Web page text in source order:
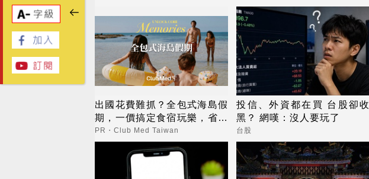
出國花費難抓？全包式海島假
期，一價搞定食宿玩樂，省錢
更省心！
PR・Club Med Taiwan
投信、外資都在買 台股卻收
黑？ 網嘆：沒人要玩了
台股